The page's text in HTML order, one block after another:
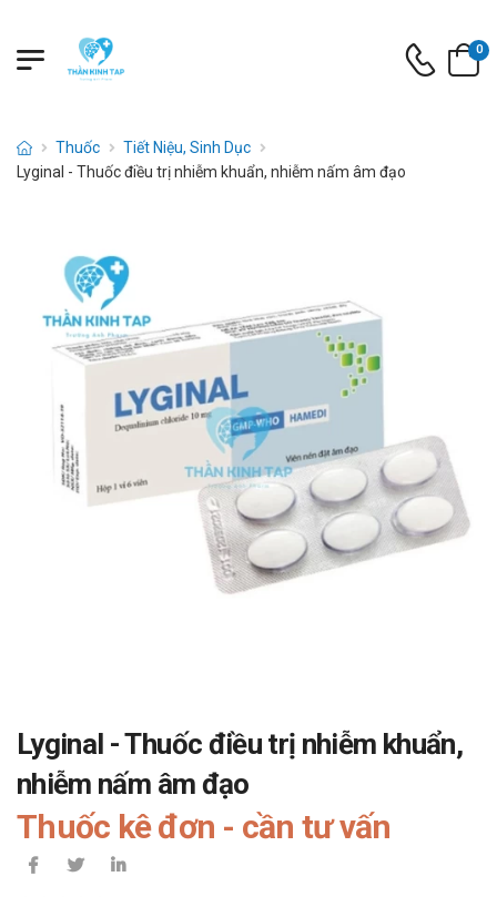
0
Thuốc
Tiết Niệu, Sinh Dục
Lyginal - Thuốc điều trị nhiễm khuẩn, nhiễm nấm âm đạo
Lyginal - Thuốc điều trị nhiễm khuẩn,
nhiễm nấm âm đạo
Thuốc kê đơn - cần tư vấn